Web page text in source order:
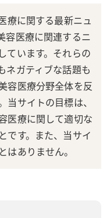
療に関する最新ニュ
容医療に関連するニ
ています。それらの
ネガティブな話題も
容医療分野全体を反
当サイトの目標は、
医療に関して適切な
です。また、当サイ
はありません。